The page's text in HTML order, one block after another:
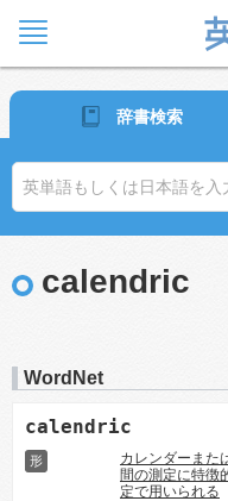
辞書検索
calendric
WordNet
calendric
形
カレンダーまた
間の測定に特徴
定で用いられる